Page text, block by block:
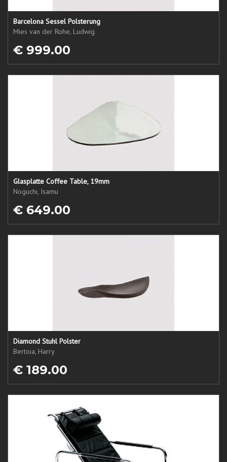
Barcelona Sessel Polsterung
Mies van der Rohe, Ludwig
€ 999.00
Glasplatte Coffee Table, 19mm
Noguchi, Isamu
€ 649.00
Diamond Stuhl Polster
Bertoia, Harry
€ 189.00